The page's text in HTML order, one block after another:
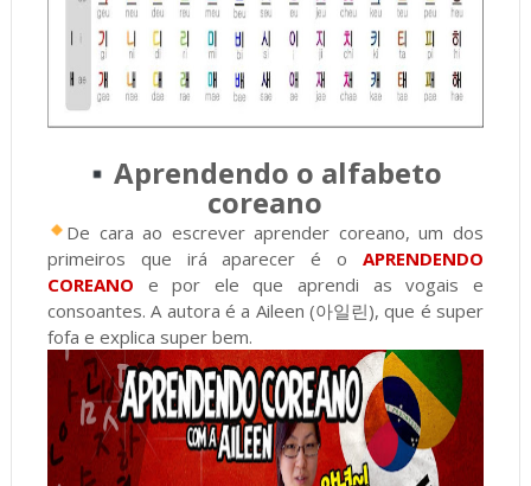
Aprendendo o alfabeto
coreano
De cara ao escrever aprender coreano, um dos
primeiros que irá aparecer é oAPRENDENDO
COREANO e por ele que aprendi as vogais e
consoantes. A autora é a Aileen (아일린), que é super
fofa e explica super bem.